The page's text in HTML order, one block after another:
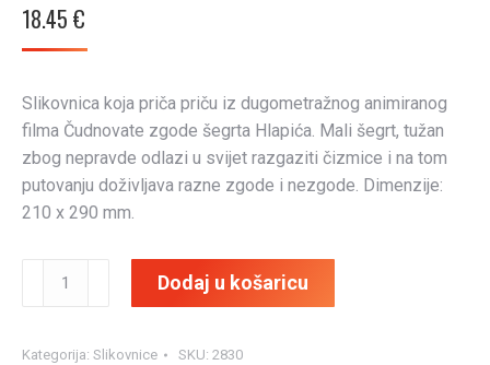
18.45 €
Slikovnica koja priča priču iz dugometražnog animiranog
filma Čudnovate zgode šegrta Hlapića. Mali šegrt, tužan
zbog nepravde odlazi u svijet razgaziti čizmice i na tom
putovanju doživljava razne zgode i nezgode. Dimenzije:
210 x 290 mm.
Hlapića
Dodaj u košaricu
Kategorija: Slikovnice SKU: 2830